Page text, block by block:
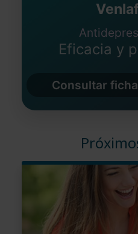
Eficacia y
Consultar